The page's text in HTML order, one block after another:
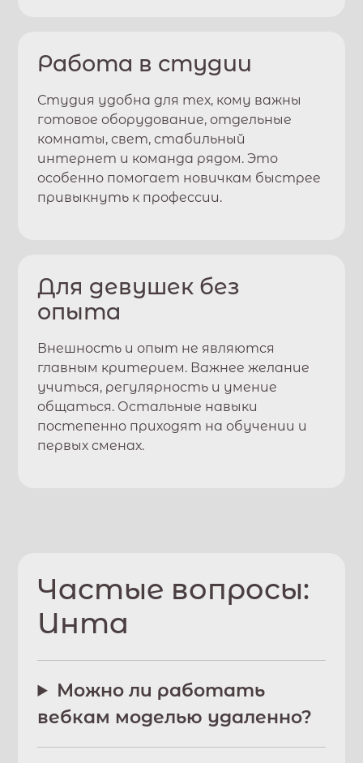
Работа в студии
Студия удобна для тех, кому важны
готовое оборудование, отдельные
комнаты, свет, стабильный
интернет и команда рядом. Это
особенно помогает новичкам быстрее
привыкнуть к профессии.
Для девушек без
опыта
Внешность и опыт не являются
главным критерием. Важнее желание
учиться, регулярность и умение
общаться. Остальные навыки
постепенно приходят на обучении и
первых сменах.
Частые вопросы:
Инта
Можно ли работать
вебкам моделью удаленно?